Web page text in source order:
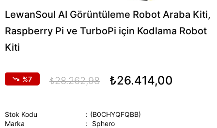
LewanSoul AI Görüntüleme Robot Araba Kiti,
Raspberry Pi ve TurboPi için Kodlama Robot
Kiti
7 ₺28.262,98 ₺26.414,00
Stok Kodu
(B0CHYQFQBB)
Marka
:
Sphero